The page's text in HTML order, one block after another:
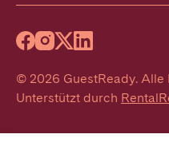
© 2026 GuestReady. Alle
Unterstützt durch